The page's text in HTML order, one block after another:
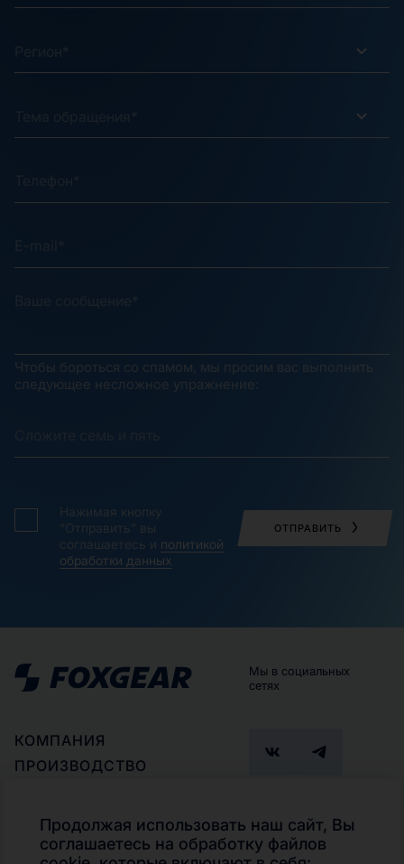
Чтобы бороться со спамом, мы просим вас выполнить
следующее несложное упражнение:
Нажимая кнопку
“Отправить” вы
соглашаетесь и политикой
обработки данных
ОТПРАВИТЬ
КОМПАНИЯ
ПРОИЗВОДСТВО
ГДЕ КУПИТЬ
ПОДБОР ПРОДУКТА
Мы в социальных
сетях
Телефон
Продолжая использовать наш сайт, Вы
соглашаетесь на обработку файлов